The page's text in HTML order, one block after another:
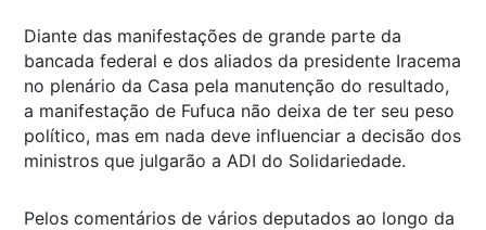
Diante das manifestações de grande parte da
bancada federal e dos aliados da presidente Iracema
no plenário da Casa pela manutenção do resultado,
a manifestação de Fufuca não deixa de ter seu peso
político, mas em nada deve influenciar a decisão dos
ministros que julgarão a ADI do Solidariedade.
Pelos comentários de vários deputados ao longo da